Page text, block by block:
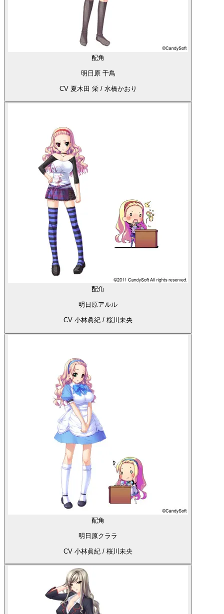
配角
明日原 千鳥
CV 夏木田 栄 / 水橋かおり
配角
明日原アルル
CV 小林眞紀 / 桜川未央
配角
明日原クララ
CV 小林眞紀 / 桜川未央